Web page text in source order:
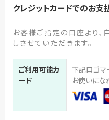
クレジットカードでのお支
お客様ご指定の口座より
しさせていただきます。
ご利用可能カ
ード
下記ロゴマ
お使いにな